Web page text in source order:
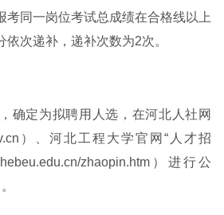
考同一岗位考试总成绩在合格线以上
次递补，递补次数为2次。
确定为拟聘用人选，在河北人社网
）、河北工程大学官网“人才招
zhaopin.htm）进行公